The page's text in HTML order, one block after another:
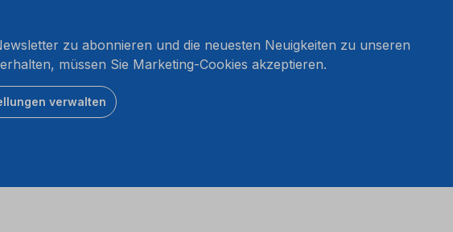
zu abonnieren und die neuesten Neuigkeiten zu unseren
müssen Sie Marketing-Cookies akzeptieren.
verwalten